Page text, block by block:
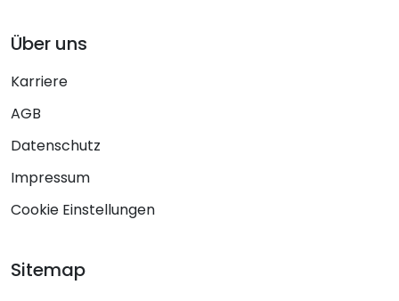
Über uns
Karriere
AGB
Datenschutz
Impressum
Cookie Einstellungen
Sitemap